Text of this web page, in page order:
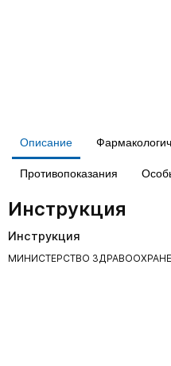
Описание
Противопоказания
Инструкция
Инструкция
МИНИСТЕРСТВО